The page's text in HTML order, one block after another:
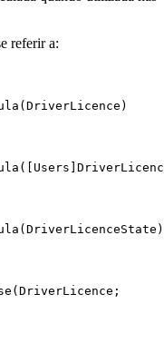
referir a:
( DriverLicence )
([ Users
( DriverLicenceState )
( DriverLicence ;